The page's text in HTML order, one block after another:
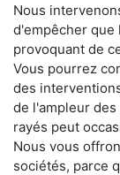
Nous
d'empêcher que
provoquant de
Vous pourrez
des
de l'ampleur
rayés peut
Nous vous
sociétés, parce